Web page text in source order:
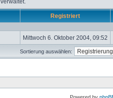
Registriert
Mittwoch 6. Oktober 2004, 09:52
Sortierung auswählen: